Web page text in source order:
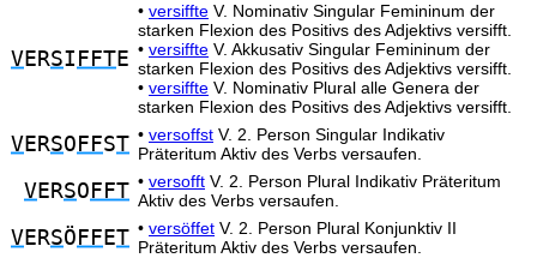
VERSI FFTE
• versiffte V. Nominativ Singular Femininum der
starken Flexion des Positivs des Adjektivs versifft.
• versiffte V. Akkusativ Singular Femininum der
starken Flexion des Positivs des Adjektivs versifft.
• versiffte V. Nominativ Plural alle Genera der
starken Flexion des Positivs des Adjektivs versifft.
VERSO FFST • versoffst V. 2. Person Singular Indikativ
Präteritum Aktiv des Verbs versaufen.
VERSO FFT • versofft V. 2. Person Plural Indikativ Präteritum
Aktiv des Verbs versaufen.
VERSÖ FF ET • versöffet V. 2. Person Plural Konjunktiv II
Präteritum Aktiv des Verbs versaufen.